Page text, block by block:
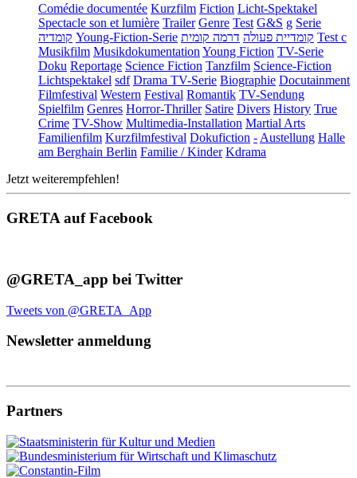
Comédie documentée Kurzfilm Fiction Licht-Spektakel
Spectacle son et lumière Trailer Genre Test G&S g Serie
קומדיה Young-Fiction-Serie קומדיית פעולה דרמה קומית
Test c
Musikfilm Musikdokumentation Young Fiction TV-Serie
Doku Reportage Science Fiction Tanzfilm Science-Fiction
Lichtspektakel sdf Drama TV-Serie Biographie Docutainment
Filmfestival Western Festival Romantik TV-Sendung
Spielfilm Genres Horror-Thriller Satire Divers History True
Crime TV-Show Multimedia-Installation Martial Arts
Familienfilm Kurzfilmfestival Dokufiction - Austellung Halle
am Berghain Berlin Familie / Kinder Kdrama
Jetzt weiterempfehlen!
GRETA auf Facebook
@GRETA_app bei Twitter
Tweets von @GRETA_App
Newsletter anmeldung
Partners